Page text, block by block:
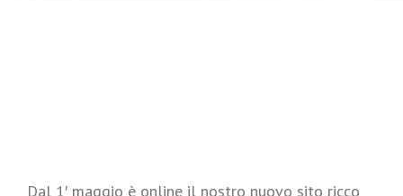
Dal 1′ maggio è online il nostro nuovo sito ricco